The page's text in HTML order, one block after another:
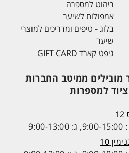
ריהוט למספרה
אמפולות לשיער
בלוג - טיפים ומדריכים למוצרי
שיער
גיפט קארד GIFT CARD
ממיטב החברות
למספרות
10